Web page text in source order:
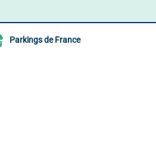
Parkings de France